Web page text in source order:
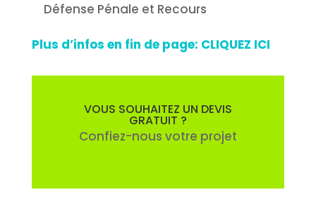
Défense Pénale et Recours
Plus d’infos en fin de page: CLIQUEZ ICI
VOUS SOUHAITEZ UN DEVIS
GRATUIT ?
Confiez-nous votre projet